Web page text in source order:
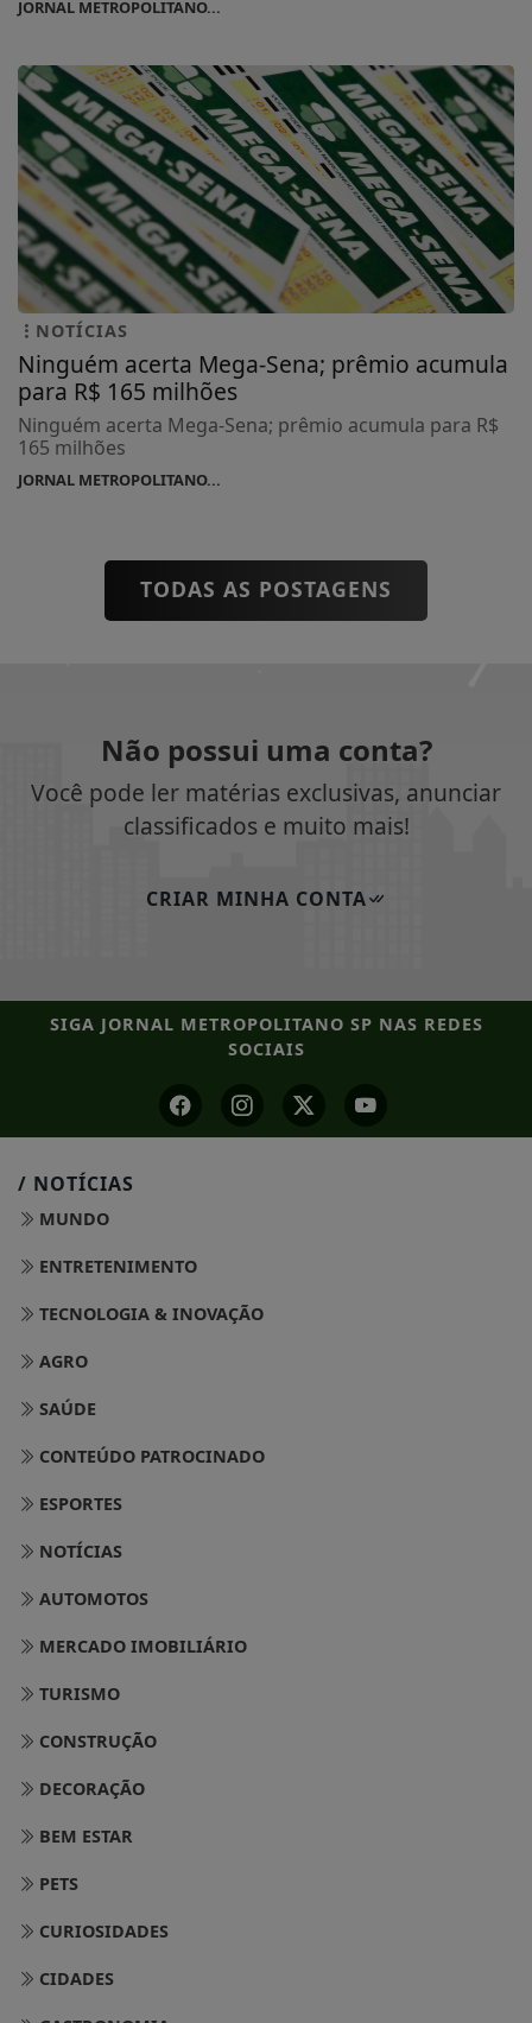
JORNAL METROPOLITANO...
NOTÍCIAS
Ninguém acerta Mega-Sena; prêmio acumula
para R$ 165 milhões
Ninguém acerta Mega-Sena; prêmio acumula para R$
165 milhões
JORNAL METROPOLITANO...
TODAS AS POSTAGENS
Não possui uma conta?
Você pode ler matérias exclusivas, anunciar
classificados e muito mais!
CRIAR MINHA CONTA
SIGA JORNAL METROPOLITANO SP NAS REDES
SOCIAIS
/ NOTÍCIAS
MUNDO
ENTRETENIMENTO
TECNOLOGIA & INOVAÇÃO
AGRO
SAÚDE
CONTEÚDO PATROCINADO
ESPORTES
NOTÍCIAS
AUTOMOTOS
MERCADO IMOBILIÁRIO
TURISMO
CONSTRUÇÃO
DECORAÇÃO
BEM ESTAR
PETS
CURIOSIDADES
CIDADES